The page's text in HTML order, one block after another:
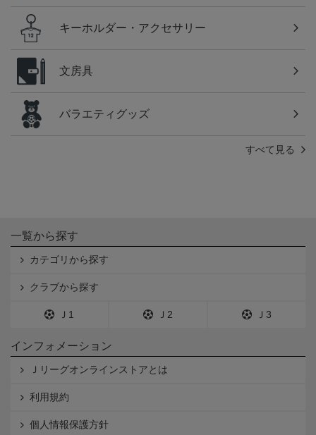
キーホルダー・アクセサリー
文房具
バラエティグッズ
すべて見る
一覧から探す
カテゴリから探す
クラブから探す
Ｊ1 Ｊ2 Ｊ3
インフォメーション
Ｊリーグオンラインストアとは
利用規約
個人情報保護方針